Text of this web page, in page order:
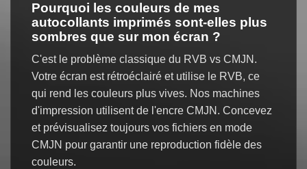
Pourquoi les couleurs de mes
autocollants imprimés sont-elles plus
sombres que sur mon écran ?
C'est le problème classique du RVB vs CMJN.
Votre écran est rétroéclairé et utilise le RVB, ce
qui rend les couleurs plus vives. Nos machines
d'impression utilisent de l'encre CMJN. Concevez
et prévisualisez toujours vos fichiers en mode
CMJN pour garantir une reproduction fidèle des
couleurs.